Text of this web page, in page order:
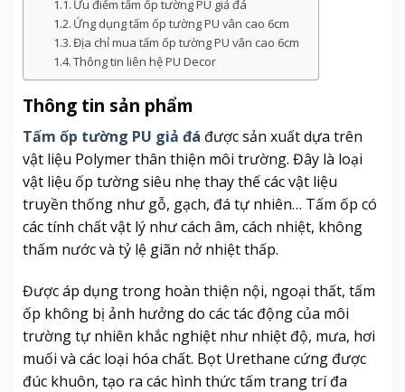
Ưu điểm tấm ốp tường PU giả đá
Ứng dụng tấm ốp tường PU vân cao 6cm
Địa chỉ mua tấm ốp tường PU vân cao 6cm
Thông tin liên hệ PU Decor
Thông tin sản phẩm
Tấm ốp tường PU giả đá được sản xuất dựa trên
vật liệu Polymer thân thiện môi trường. Đây là loại
vật liệu ốp tường siêu nhẹ thay thế các vật liệu
truyền thống như gỗ, gạch, đá tự nhiên… Tấm ốp có
các tính chất vật lý như cách âm, cách nhiệt, không
thấm nước và tỷ lệ giãn nở nhiệt thấp.
Được áp dụng trong hoàn thiện nội, ngoại thất, tấm
ốp không bị ảnh hưởng do các tác động của môi
trường tự nhiên khắc nghiệt như nhiệt độ, mưa, hơi
muối và các loại hóa chất. Bọt Urethane cứng được
đúc khuôn, tạo ra các hình thức tấm trang trí đa